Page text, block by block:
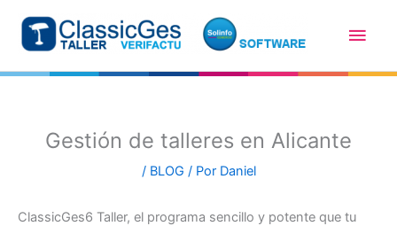
contenido
Gestión de talleres en Alicante
/ BLOG / Por Daniel
ClassicGes6 Taller, el programa sencillo y potente que tu